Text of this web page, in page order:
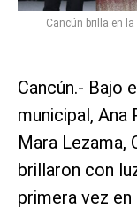
Cancún brilla en
Cancún.- Bajo
municipal, Ana
Mara Lezama,
brillaron con
primera vez